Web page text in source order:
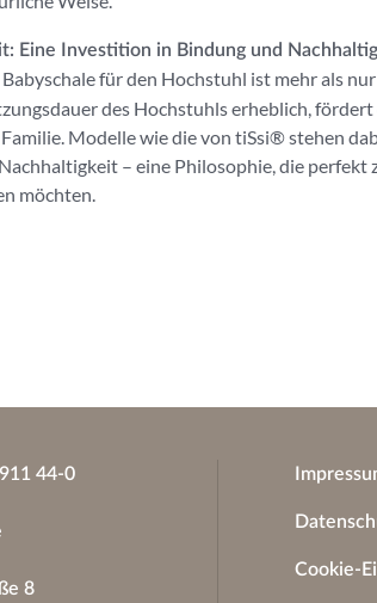
Eine Investition in Bindung und
für den Hochstuhl ist mehr als
des Hochstuhls erheblich,
Modelle wie die von tiSsi® stehen
– eine Philosophie, die
möchten.
44-0
8
Cookie-